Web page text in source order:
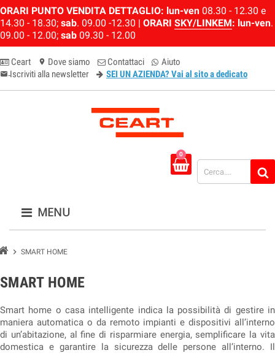
ORARI PUNTO VENDITA DETTAGLIO: lun-ven 08.30 - 12.30 e
14.30 - 18.30; sab. 09.00 -12.30 | ORARI SKY/LINKEM: lun-ven.
09.00 - 12.00; sab 09.30 - 12.00
Ceart location_on Dove siamo Contattaci Aiuto
email-newsletter
Iscriviti alla newsletter SEI UN AZIENDA? Vai al sito a dedicato
0
MENU
chevron_right SMART HOME
SMART HOME
Smart home o casa intelligente indica la possibilità di gestire in
maniera automatica o da remoto impianti e dispositivi all’interno
di un’abitazione, al fine di risparmiare energia, semplificare la vita
domestica e garantire la sicurezza delle persone all’interno. Il